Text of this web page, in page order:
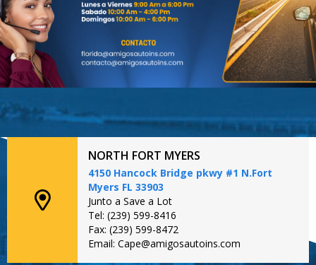
NORTH FORT MYERS
4150 Hancock Bridge pkwy #1 N.Fort
Myers FL 33903
Junto a Save a Lot
Tel: (239) 599-8416
Fax: (239) 599-8472
Email: Cape@amigosautoins.com